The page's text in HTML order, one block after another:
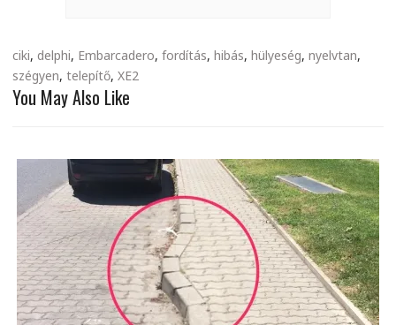
ciki, delphi, Embarcadero, fordítás, hibás, hülyeség, nyelvtan,
szégyen, telepítő, XE2
You May Also Like